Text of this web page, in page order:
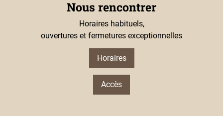
Nous rencontrer
Horaires habituels,
ouvertures et fermetures exceptionnelles
Horaires
Accès